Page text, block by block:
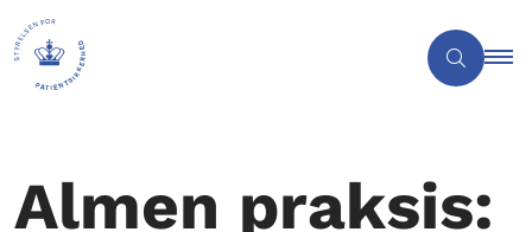
Almen praksis: